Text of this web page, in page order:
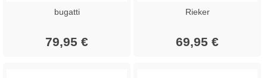
bugatti
79,95 €
Rieker
69,95 €